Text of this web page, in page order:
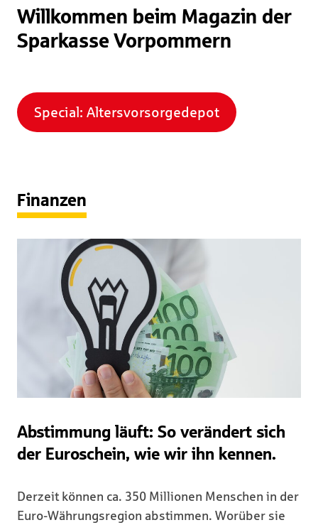
Willkommen beim Magazin der
Sparkasse Vorpommern
Special: Altersvorsorgedepot
Finanzen
Abstimmung läuft: So verändert sich
der Euroschein, wie wir ihn kennen.
Derzeit können ca. 350 Millionen Menschen in der
Euro-Währungsregion abstimmen. Worüber sie